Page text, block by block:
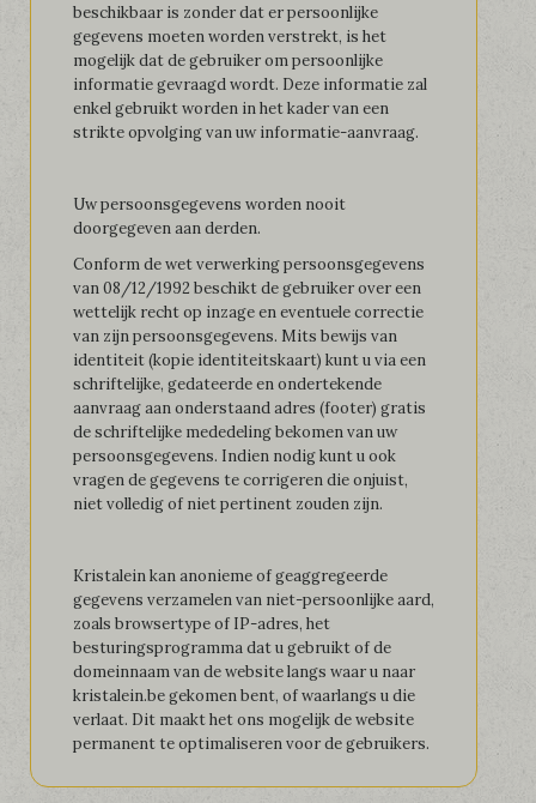
beschikbaar is zonder dat er persoonlijke
gegevens moeten worden verstrekt, is het
mogelijk dat de gebruiker om persoonlijke
informatie gevraagd wordt. Deze informatie zal
enkel gebruikt worden in het kader van een
strikte opvolging van uw informatie-aanvraag.
Uw persoonsgegevens worden nooit
doorgegeven aan derden.
Conform de wet verwerking persoonsgegevens
van 08/12/1992 beschikt de gebruiker over een
wettelijk recht op inzage en eventuele correctie
van zijn persoonsgegevens. Mits bewijs van
identiteit (kopie identiteitskaart) kunt u via een
schriftelijke, gedateerde en ondertekende
aanvraag aan onderstaand adres (footer) gratis
de schriftelijke mededeling bekomen van uw
persoonsgegevens. Indien nodig kunt u ook
vragen de gegevens te corrigeren die onjuist,
niet volledig of niet pertinent zouden zijn.
Kristalein kan anonieme of geaggregeerde
gegevens verzamelen van niet-persoonlijke aard,
zoals browsertype of IP-adres, het
besturingsprogramma dat u gebruikt of de
domeinnaam van de website langs waar u naar
kristalein.be gekomen bent, of waarlangs u die
verlaat. Dit maakt het ons mogelijk de website
permanent te optimaliseren voor de gebruikers.